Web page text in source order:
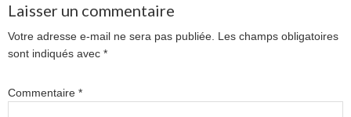
Laisser un commentaire
Votre adresse e-mail ne sera pas publiée. Les champs obligatoires
sont indiqués avec *
Commentaire *